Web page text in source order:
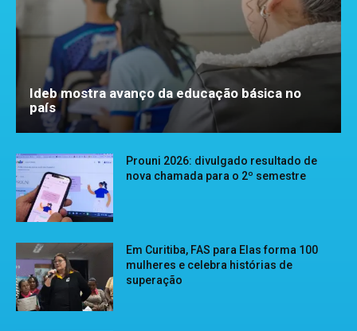
Ideb mostra avanço da educação básica no
país
Prouni 2026: divulgado resultado de
nova chamada para o 2º semestre
Em Curitiba, FAS para Elas forma 100
mulheres e celebra histórias de
superação